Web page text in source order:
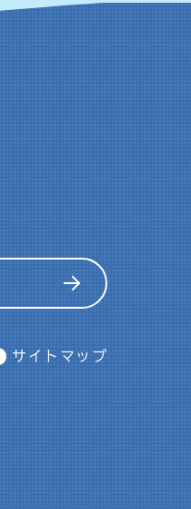
サイトマップ